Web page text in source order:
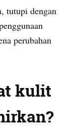
tutupi dengan
perubahan
kulit